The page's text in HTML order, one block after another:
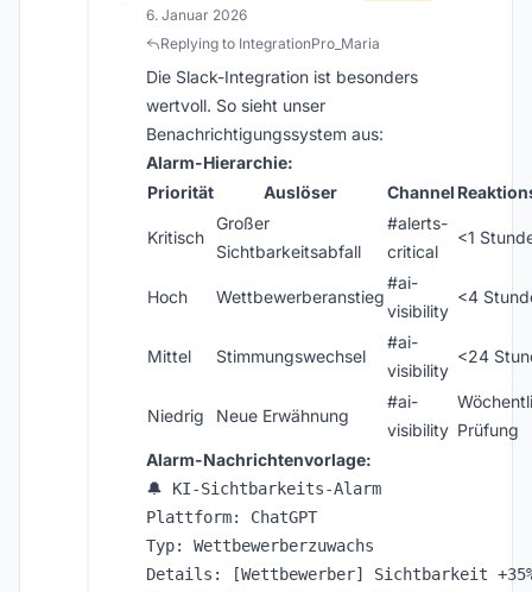
6. Januar 2026
Replying to IntegrationPro_Maria
Die Slack-Integration ist besonders
wertvoll. So sieht unser
Benachrichtigungssystem aus:
Alarm-Hierarchie:
Priorität
Auslöser Channel
Kritisch
Großer
Sichtbarkeitsabfall
#alerts-
critical
<1
Hoch Wettbewerberanstieg
#ai-
visibility
<4
Mittel Stimmungswechsel
#ai-
visibility
<24
Niedrig Neue Erwähnung
#ai-
visibility Prüfung
Alarm-Nachrichtenvorlage:
🔔 KI-Sichtbarkeits-Alarm
Plattform: ChatGPT
Typ: Wettbewerberzuwachs
Details: [Wettbewerber] Sichtbarkeit